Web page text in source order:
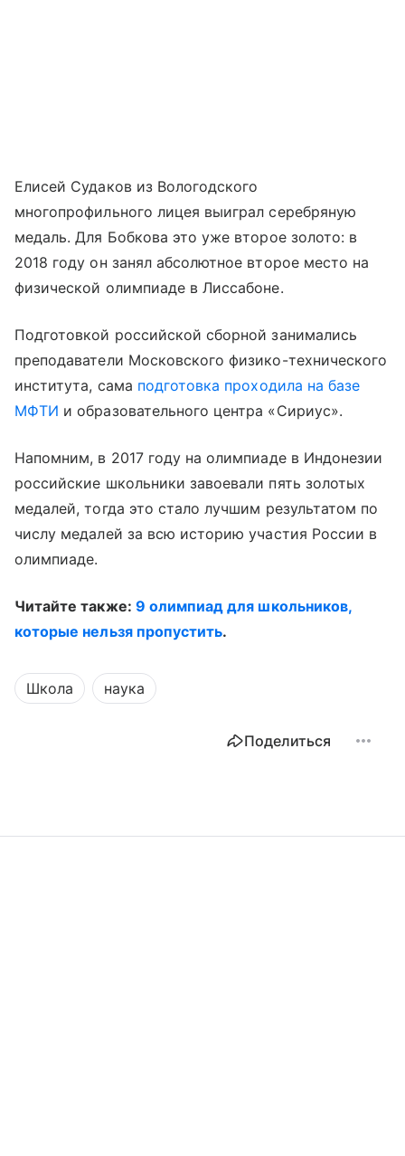
Елисей Судаков из Вологодского
многопрофильного лицея выиграл серебряную
медаль. Для Бобкова это уже второе золото: в
2018 году он занял абсолютное второе место на
физической олимпиаде в Лиссабоне.
Подготовкой российской сборной занимались
преподаватели Московского физико-технического
института, сама подготовка проходила на базе
МФТИ и образовательного центра «Сириус».
Напомним, в 2017 году на олимпиаде в Индонезии
российские школьники завоевали пять золотых
медалей, тогда это стало лучшим результатом по
числу медалей за всю историю участия России в
олимпиаде.
Читайте также: 9 олимпиад для школьников,
которые нельзя пропустить.
Школа наука
Поделиться